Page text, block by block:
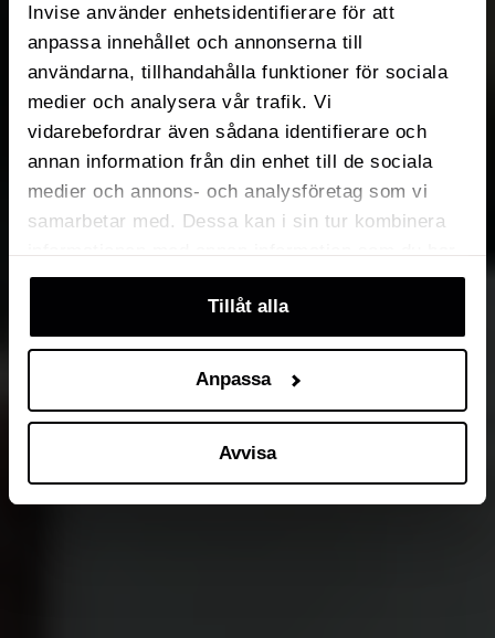
Invise använder enhetsidentifierare för att
anpassa innehållet och annonserna till
användarna, tillhandahålla funktioner för sociala
medier och analysera vår trafik. Vi
vidarebefordrar även sådana identifierare och
annan information från din enhet till de sociala
medier och annons- och analysföretag som vi
samarbetar med. Dessa kan i sin tur kombinera
informationen med annan information som du har
tillhandahållit eller som de har samlat in när du
har använt deras tjänster. Du kan välja att klicka
på “information” för att välja och justera vilka
cookies som ska sättas. Läs vår
använder dem och hur du kan neka dem.
Tillåt alla
Anpassa
Avvisa